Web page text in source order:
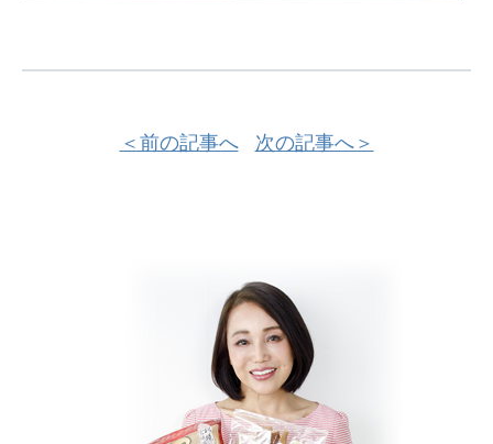
＜前の記事へ 次の記事へ＞